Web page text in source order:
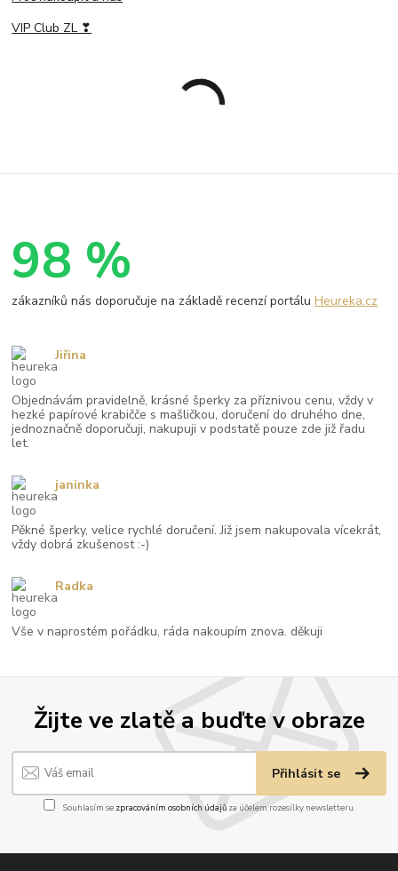
VIP Club ZL ❣
Žijte ve zlatě a buďte v obraze
Přihlásit se
Souhlasím se zpracováním osobních údajůza účelem rozesílky newsletteru.
98 %
zákazníků nás doporučuje na základě recenzí portáluHeureka.cz
Objednávám pravidelně, krásné šperky za příznivou cenu, vždy v
hezké papírové krabičče s mašličkou, doručení do druhého dne,
jednoznačně doporučuji, nakupuji v podstatě pouze zde již řadu
let.
Jiřina
Pěkné šperky, velice rychlé doručení. Již jsem nakupovala vícekrát,
vždy dobrá zkušenost :-)
janinka
Vše v naprostém pořádku, ráda nakoupím znova. děkuji
Radka